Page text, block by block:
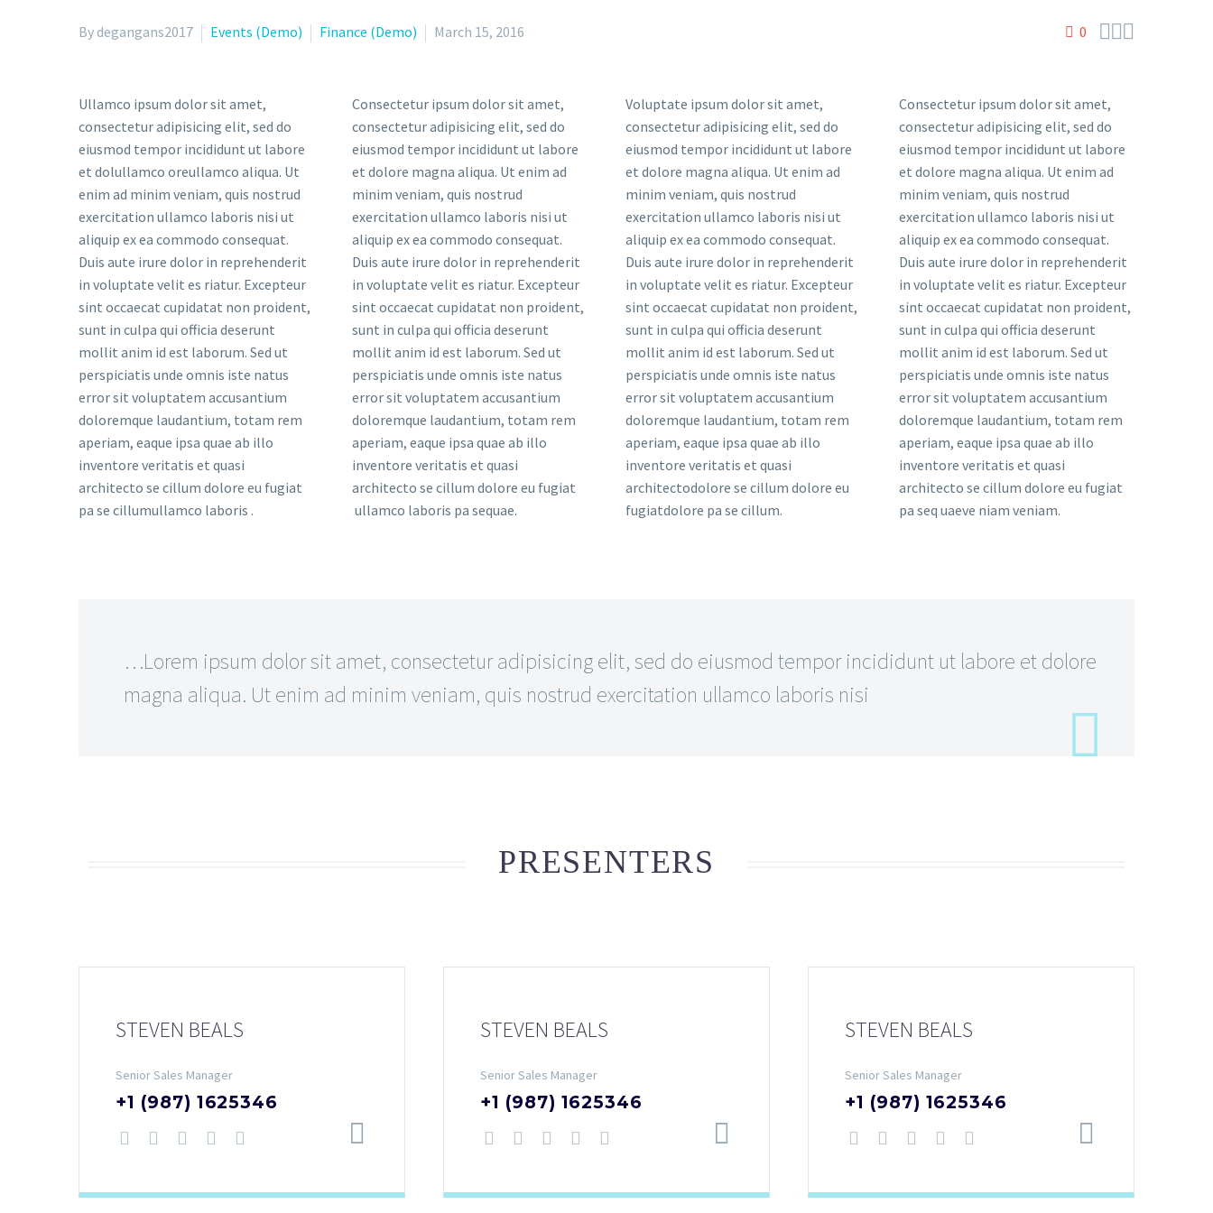
0 
By degangans2017 Events (Demo) Finance (Demo) March 15, 2016
Ullamco ipsum dolor sit amet,
consectetur adipisicing elit, sed do
eiusmod tempor incididunt ut labore
et dolullamco oreullamco aliqua. Ut
enim ad minim veniam, quis nostrud
exercitation ullamco laboris nisi ut
aliquip ex ea commodo consequat.
Duis aute irure dolor in reprehenderit
in voluptate velit es riatur. Excepteur
sint occaecat cupidatat non proident,
sunt in culpa qui officia deserunt
mollit anim id est laborum. Sed ut
perspiciatis unde omnis iste natus
error sit voluptatem accusantium
doloremque laudantium, totam rem
aperiam, eaque ipsa quae ab illo
inventore veritatis et quasi
architecto se cillum dolore eu fugiat
pa se cillumullamco laboris .
Consectetur ipsum dolor sit amet,
consectetur adipisicing elit, sed do
eiusmod tempor incididunt ut labore
et dolore magna aliqua. Ut enim ad
minim veniam, quis nostrud
exercitation ullamco laboris nisi ut
aliquip ex ea commodo consequat.
Duis aute irure dolor in reprehenderit
in voluptate velit es riatur. Excepteur
sint occaecat cupidatat non proident,
sunt in culpa qui officia deserunt
mollit anim id est laborum. Sed ut
perspiciatis unde omnis iste natus
error sit voluptatem accusantium
doloremque laudantium, totam rem
aperiam, eaque ipsa quae ab illo
inventore veritatis et quasi
architecto se cillum dolore eu fugiat
ullamco laboris pa sequae.
Voluptate ipsum dolor sit amet,
consectetur adipisicing elit, sed do
eiusmod tempor incididunt ut labore
et dolore magna aliqua. Ut enim ad
minim veniam, quis nostrud
exercitation ullamco laboris nisi ut
aliquip ex ea commodo consequat.
Duis aute irure dolor in reprehenderit
in voluptate velit es riatur. Excepteur
sint occaecat cupidatat non proident,
sunt in culpa qui officia deserunt
mollit anim id est laborum. Sed ut
perspiciatis unde omnis iste natus
error sit voluptatem accusantium
doloremque laudantium, totam rem
aperiam, eaque ipsa quae ab illo
inventore veritatis et quasi
architectodolore se cillum dolore eu
fugiatdolore pa se cillum.
Consectetur ipsum dolor sit amet,
consectetur adipisicing elit, sed do
eiusmod tempor incididunt ut labore
et dolore magna aliqua. Ut enim ad
minim veniam, quis nostrud
exercitation ullamco laboris nisi ut
aliquip ex ea commodo consequat.
Duis aute irure dolor in reprehenderit
in voluptate velit es riatur. Excepteur
sint occaecat cupidatat non proident,
sunt in culpa qui officia deserunt
mollit anim id est laborum. Sed ut
perspiciatis unde omnis iste natus
error sit voluptatem accusantium
doloremque laudantium, totam rem
aperiam, eaque ipsa quae ab illo
inventore veritatis et quasi
architecto se cillum dolore eu fugiat
pa seq uaeve niam veniam.
…Lorem ipsum dolor sit amet, consectetur adipisicing elit, sed do eiusmod tempor incididunt ut labore et dolore
magna aliqua. Ut enim ad minim veniam, quis nostrud exercitation ullamco laboris nisi
PRESENTERS
STEVEN BEALS
Senior Sales Manager
+1 (987) 1625346
STEVEN BEALS
Senior Sales Manager
+1 (987) 1625346
STEVEN BEALS
Senior Sales Manager
+1 (987) 1625346